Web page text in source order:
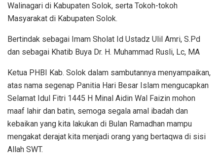
Walinagari di Kabupaten Solok, serta Tokoh-tokoh
Masyarakat di Kabupaten Solok.
Bertindak sebagai Imam Sholat Id Ustadz Ulil Amri, S.Pd
dan sebagai Khatib Buya Dr. H. Muhammad Rusli, Lc, MA
Ketua PHBI Kab. Solok dalam sambutannya menyampaikan,
atas nama segenap Panitia Hari Besar Islam mengucapkan
Selamat Idul Fitri 1445 H Minal Aidin Wal Faizin mohon
maaf lahir dan batin, semoga segala amal ibadah dan
kebaikan yang kita lakukan di Bulan Ramadhan mampu
mengakat derajat kita menjadi orang yang bertaqwa di sisi
Allah SWT.